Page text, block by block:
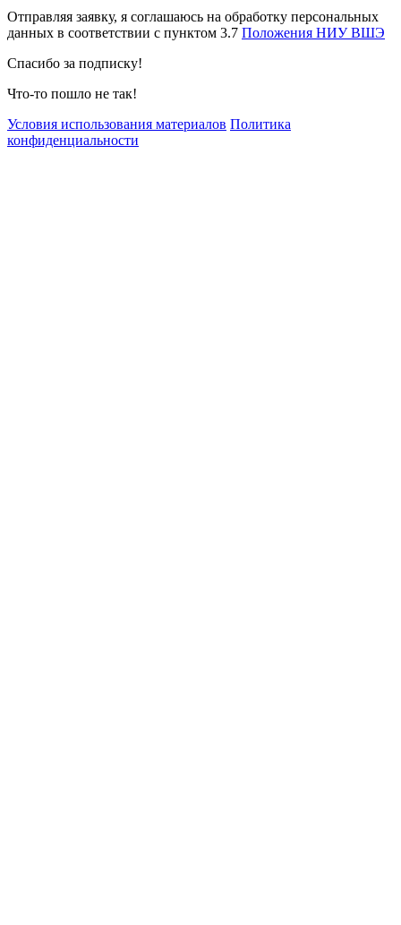
Отправляя заявку, я соглашаюсь на обработку персональных
данных в соответствии с пунктом 3.7 Положения НИУ ВШЭ
Спасибо за подписку!
Что-то пошло не так!
Условия использования материалов Политика
конфиденциальности